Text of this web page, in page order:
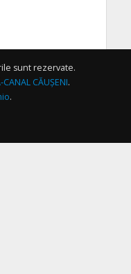
sunt rezervate.
CĂUȘENI.
.